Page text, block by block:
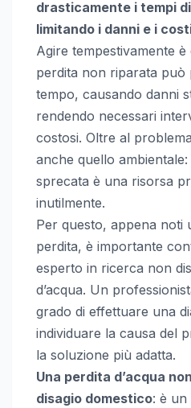
drasticamente i tempi
limitando i danni e i
Agire tempestivamente è
perdita non riparata può
tempo, causando danni
rendendo necessari
costosi. Oltre al
anche quello ambientale:
sprecata è una risorsa
inutilmente.
Per questo, appena noti
perdita, è importante
esperto in ricerca non
d’acqua. Un
grado di effettuare una
individuare la causa del
la soluzione più adatta.
Una perdita d’acqua
disagio domestico: è